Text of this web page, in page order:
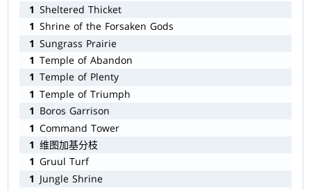
1 Sheltered Thicket
1 Shrine of the Forsaken Gods
1 Sungrass Prairie
1 Temple of Abandon
1 Temple of Plenty
1 Temple of Triumph
1 Boros Garrison
1 Command Tower
1 维图加基分枝
1 Gruul Turf
1 Jungle Shrine